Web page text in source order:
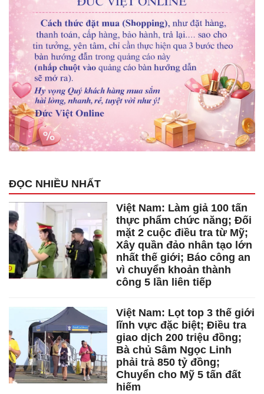
ĐỌC NHIỀU NHẤT
Việt Nam: Làm giả 100 tấn
thực phẩm chức năng; Đối
mặt 2 cuộc điều tra từ Mỹ;
Xây quần đảo nhân tạo lớn
nhất thế giới; Báo công an
vì chuyển khoản thành
công 5 lần liên tiếp
Việt Nam: Lọt top 3 thế giới
lĩnh vực đặc biệt; Điều tra
giao dịch 200 triệu đồng;
Bà chủ Sâm Ngọc Linh
phải trả 850 tỷ đồng;
Chuyển cho Mỹ 5 tấn đất
hiếm